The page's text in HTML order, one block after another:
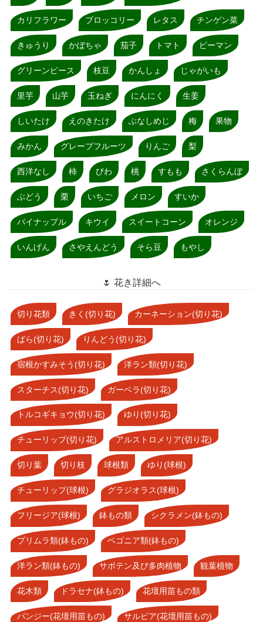
カリフラワー ブロッコリー レタス チンゲン菜
きゅうり かぼちゃ 茄子 トマト ピーマン
グリーンピース 枝豆 かんしょ じゃがいも
里芋 山芋 玉ねぎ にんにく 生姜
しいたけ えのきたけ ぶなしめじ 梅 果物
みかん グレープフルーツ りんご 梨
西洋なし 柿 びわ 桃 すもも さくらんぼ
ぶどう 栗 いちご メロン すいか
パイナップル キウイ スイートコーン オレンジ
いんげん さやえんどう そら豆 もやし
🌷 花き詳細へ
切り花類 きく(切り花) カーネーション(切り花)
ばら(切り花) りんどう(切り花)
宿根かすみそう(切り花) 洋ラン類(切り花)
スターチス(切り花) ガーベラ(切り花)
トルコギキョウ(切り花) ゆり(切り花)
チューリップ(切り花) アルストロメリア(切り花)
切り葉 切り枝 球根類 ゆり(球根)
チューリップ(球根) グラジオラス(球根)
フリージア(球根) 鉢もの類 シクラメン(鉢もの)
プリムラ類(鉢もの) ベゴニア類(鉢もの)
洋ラン類(鉢もの) サボテン及び多肉植物 観葉植物
花木類 ドラセナ(鉢もの) 花壇用苗もの類
パンジー(花壇用苗もの) サルビア(花壇用苗もの)